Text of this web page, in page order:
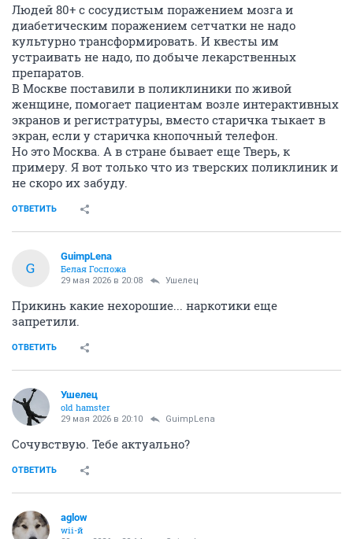
Людей 80+ с сосудистым поражением мозга и
диабетическим поражением сетчатки не надо
культурно трансформировать. И квесты им
устраивать не надо, по добыче лекарственных
препаратов.
В Москве поставили в поликлиники по живой
женщине, помогает пациентам возле интерактивных
экранов и регистратуры, вместо старичка тыкает в
экран, если у старичка кнопочный телефон.
Но это Москва. А в стране бывает еще Тверь, к
примеру. Я вот только что из тверских поликлиник и
не скоро их забуду.
ОТВЕТИТЬ
G
GuimpLena
Белая Госпожа
29 мая 2026 в 20:08 Ушелец
Прикинь какие нехорошие... наркотики еще
запретили.
ОТВЕТИТЬ
Ушелец
old hamster
29 мая 2026 в 20:10 GuimpLena
Сочувствую. Тебе актуально?
ОТВЕТИТЬ
aglow
wii-й